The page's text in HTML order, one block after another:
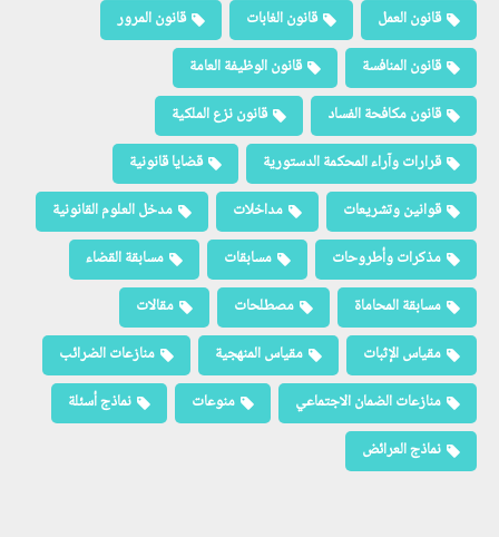
قانون العمل
قانون الغابات
قانون المرور
قانون المنافسة
قانون الوظيفة العامة
قانون مكافحة الفساد
قانون نزع الملكية
قرارات وآراء المحكمة الدستورية
قضايا قانونية
قوانين وتشريعات
مداخلات
مدخل العلوم القانونية
مذكرات وأطروحات
مسابقات
مسابقة القضاء
مسابقة المحاماة
مصطلحات
مقالات
مقياس الإثبات
مقياس المنهجية
منازعات الضرائب
منازعات الضمان الاجتماعي
منوعات
نماذج أسئلة
نماذج العرائض